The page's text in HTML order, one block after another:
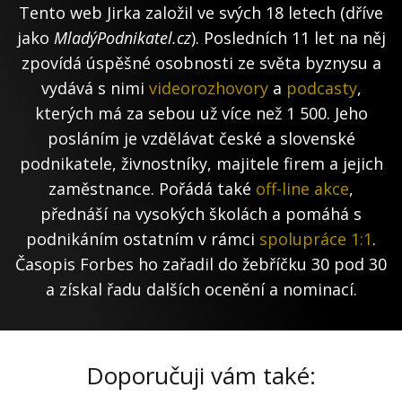
Tento web Jirka založil ve svých 18 letech (dříve
jako MladýPodnikatel.cz). Posledních 11 let na něj
zpovídá úspěšné osobnosti ze světa byznysu a
vydává s nimi videorozhovorya podcasty,
kterých má za sebou už více než 1 500. Jeho
posláním je vzdělávat české a slovenské
podnikatele, živnostníky, majitele firem a jejich
zaměstnance. Pořádá také off-line akce,
přednáší na vysokých školách a pomáhá s
podnikáním ostatním v rámci spolupráce 1:1.
Časopis Forbes ho zařadil do žebříčku 30 pod 30
a získal řadu dalších ocenění a nominací.
Doporučuji vám také: